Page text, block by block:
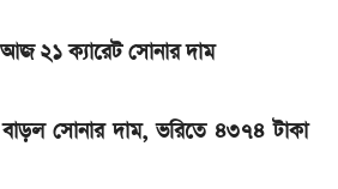
০৭ আগস্ট ২০২৬
২১ ও ২২ ক্যারেট একভরি সোনার
S ও N160 SS লঞ্চ, থাকছে ৪-
আজ ২১ ক্যারেট সোনার দাম
সোনার দাম, ভরিতে ৪৩৭৪ টাকা